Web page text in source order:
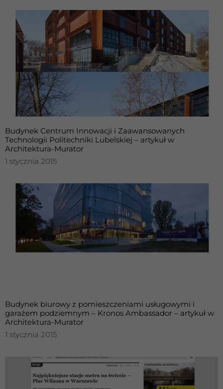
Budynek Centrum Innowacji i Zaawansowanych
Technologii Politechniki Lubelskiej – artykuł w
Architektura-Murator
1 stycznia 2015
Budynek biurowy z pomieszczeniami usługowymi i
garażem podziemnym – Kronos Ambassador – artykuł w
Architektura-Murator
1 stycznia 2015
nie są
opcjonalne. Są
internetowej.